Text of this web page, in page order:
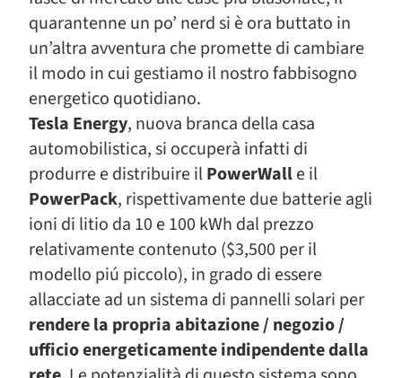
quarantenne un po’ nerd si è ora buttato in
un’altra avventura che promette di cambiare
il modo in cui gestiamo il nostro fabbisogno
energetico quotidiano.
Tesla Energy, nuova branca della casa
automobilistica, si occuperà infatti di
produrre e distribuire ilPowerWalle il
PowerPack, rispettivamente due batterie agli
ioni di litio da 10 e 100 kWh dal prezzo
relativamente contenuto ($3,500 per il
modello piú piccolo), in grado di essere
allacciate ad un sistema di pannelli solari per
rendere la propria abitazione / negozio /
ufficio energeticamente indipendente dalla